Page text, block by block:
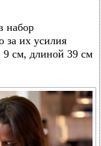
набор
за их усилия
9 см, длиной 39 см